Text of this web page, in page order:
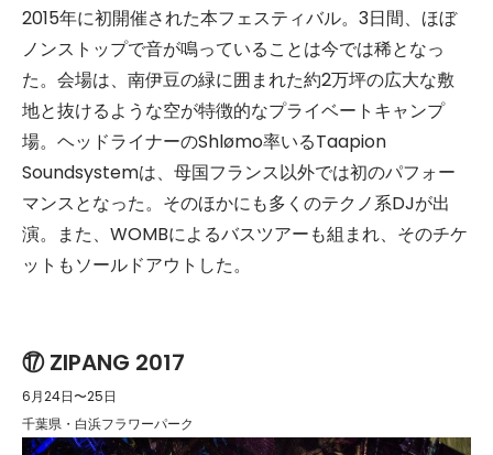
2015年に初開催された本フェスティバル。3日間、ほぼ
ノンストップで音が鳴っていることは今では稀となっ
た。会場は、南伊豆の緑に囲まれた約2万坪の広大な敷
地と抜けるような空が特徴的なプライベートキャンプ
場。ヘッドライナーのShlømo率いるTaapion
Soundsystemは、母国フランス以外では初のパフォー
マンスとなった。そのほかにも多くのテクノ系DJが出
演。また、WOMBによるバスツアーも組まれ、そのチケ
ットもソールドアウトした。
⑰ ZIPANG 2017
6月24日〜25日
千葉県・白浜フラワーパーク